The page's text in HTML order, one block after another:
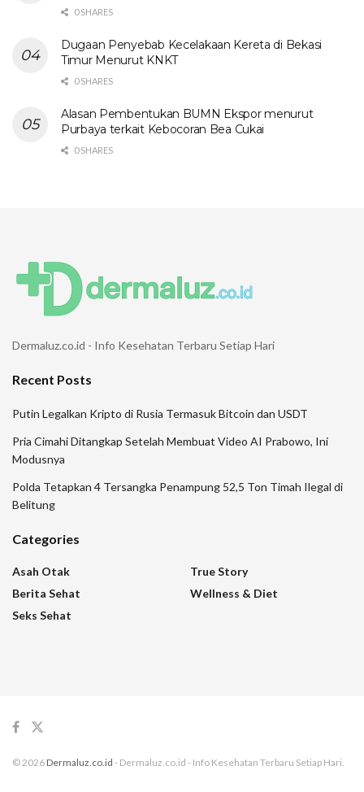
0 SHARES
Dugaan Penyebab Kecelakaan Kereta di Bekasi
Timur Menurut KNKT
0 SHARES
Alasan Pembentukan BUMN Ekspor menurut
Purbaya terkait Kebocoran Bea Cukai
0 SHARES
Dermaluz.co.id - Info Kesehatan Terbaru Setiap Hari
Recent Posts
Putin Legalkan Kripto di Rusia Termasuk Bitcoin dan USDT
Pria Cimahi Ditangkap Setelah Membuat Video AI Prabowo, Ini
Modusnya
Polda Tetapkan 4 Tersangka Penampung 52,5 Ton Timah Ilegal di
Belitung
Categories
Asah Otak
Berita Sehat
Seks Sehat
True Story
Wellness & Diet
© 2026 Dermaluz.co.id - Dermaluz.co.id - Info Kesehatan Terbaru Setiap Hari.